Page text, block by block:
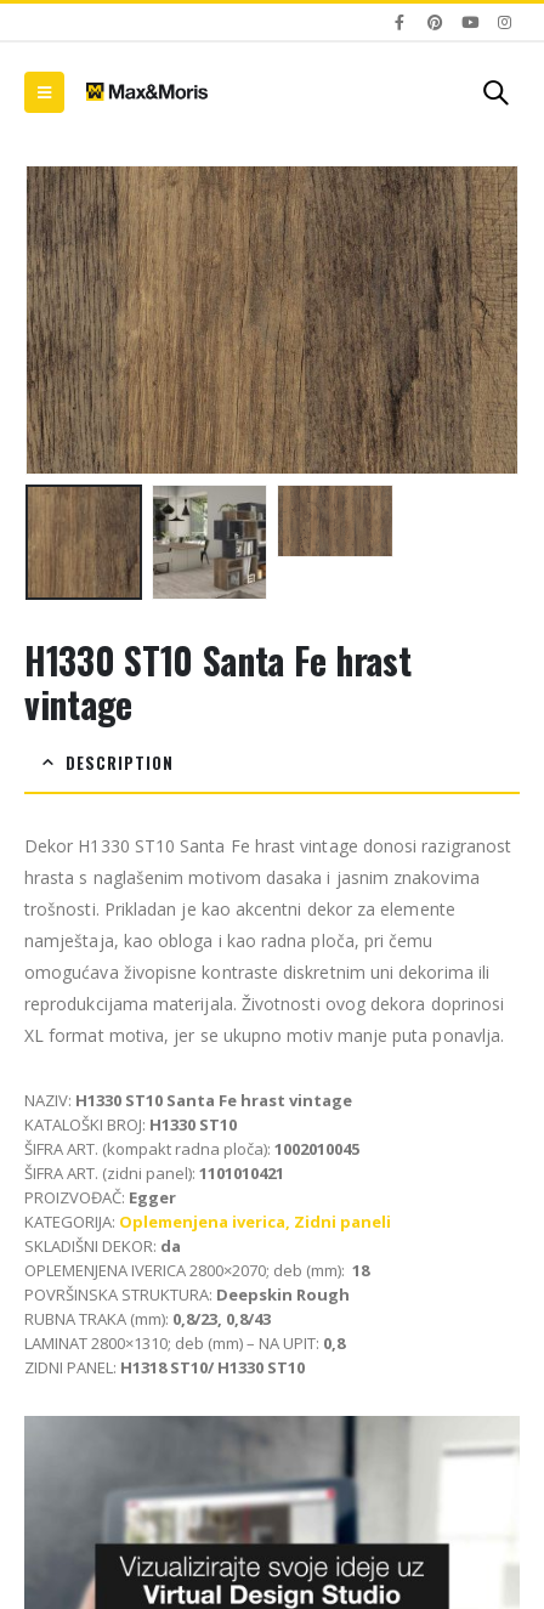
H1330 ST10 Santa Fe hrast
vintage
DESCRIPTION
Dekor H1330 ST10 Santa Fe hrast vintage donosi razigranost
hrasta s naglašenim motivom dasaka i jasnim znakovima
trošnosti. Prikladan je kao akcentni dekor za elemente
namještaja, kao obloga i kao radna ploča, pri čemu
omogućava živopisne kontraste diskretnim uni dekorima ili
reprodukcijama materijala. Životnosti ovog dekora doprinosi
XL format motiva, jer se ukupno motiv manje puta ponavlja.
NAZIV: H1330 ST10 Santa Fe hrast vintage
KATALOŠKI BROJ: H1330 ST10
ŠIFRA ART. (kompakt radna ploča): 1002010045
ŠIFRA ART. (zidni panel): 1101010421
PROIZVOĐAČ: Egger
KATEGORIJA: Oplemenjena iverica, Zidni paneli
SKLADIŠNI DEKOR: da
OPLEMENJENA IVERICA 2800×2070; deb (mm): 18
POVRŠINSKA STRUKTURA: Deepskin Rough
RUBNA TRAKA (mm): 0,8/23, 0,8/43
LAMINAT 2800×1310; deb (mm) – NA UPIT: 0,8
ZIDNI PANEL: H1318 ST10/ H1330 ST10